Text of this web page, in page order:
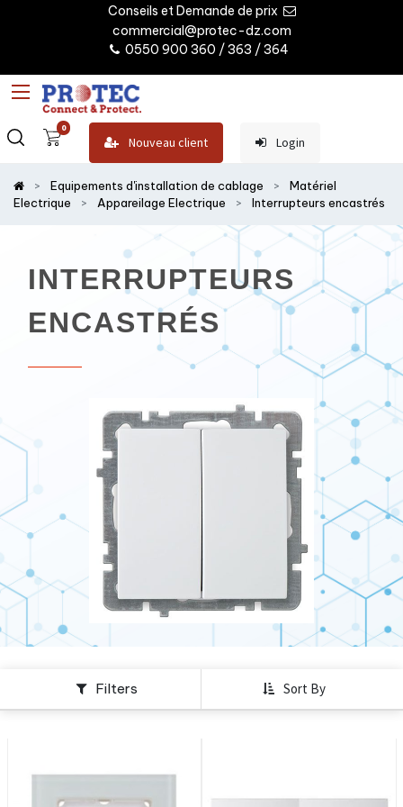
Conseils et Demande de prix
commercial@protec-dz.com
0550 900 360 / 363 / 364
0
Nouveau client Login
Equipements d'installation de cablage
Matériel
Electrique
Appareilage Electrique Interrupteurs encastrés
INTERRUPTEURS
ENCASTRÉS
Filters Sort By